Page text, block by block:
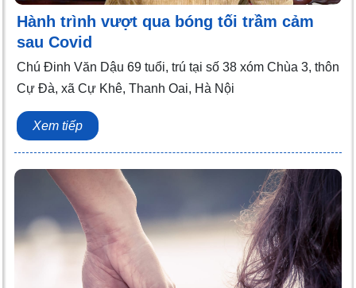
Hành trình vượt qua bóng tối trầm cảm
sau Covid
Chú Đinh Văn Dậu 69 tuổi, trú tại số 38 xóm Chùa 3, thôn
Cự Đà, xã Cự Khê, Thanh Oai, Hà Nội
Xem tiếp